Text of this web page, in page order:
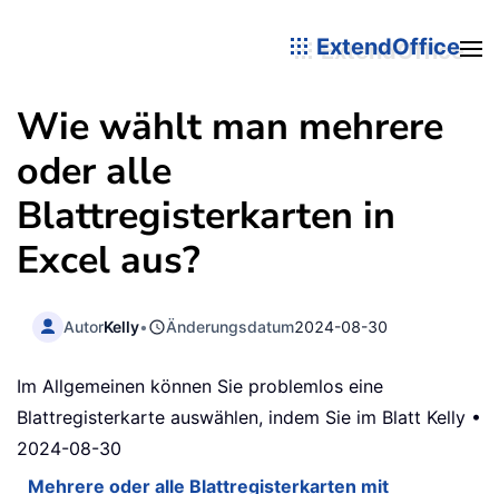
ExtendOffice
Wie wählt man mehrere
oder alle
Blattregisterkarten in
Excel aus?
AutorKelly• Änderungsdatum2024-08-30
Im Allgemeinen können Sie problemlos eine
Blattregisterkarte auswählen, indem Sie im Blatt Kelly •
2024-08-30
Mehrere oder alle Blattregisterkarten mit